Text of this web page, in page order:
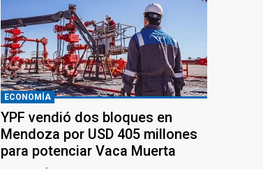
ECONOMÍA
YPF vendió dos bloques en
Mendoza por USD 405 millones
para potenciar Vaca Muerta